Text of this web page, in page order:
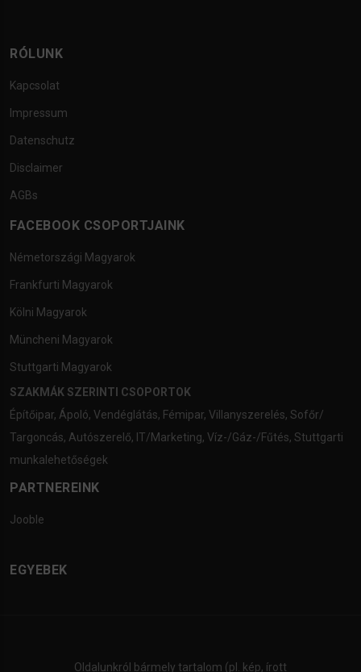
RÓLUNK
Kapcsolat
Impressum
Datenschutz
Disclaimer
AGBs
FACEBOOK CSOPORTJAINK
Németországi Magyarok
Frankfurti Magyarok
Kölni Magyarok
Müncheni Magyarok
Stuttgarti Magyarok
SZAKMÁK SZERINTI CSOPORTOK
Építőipar, Ápoló, Vendéglátás, Fémipar, Villanyszerelés, Sofőr/
Targoncás, Autószerelő, IT/Marketing, Víz-/Gáz-/Fűtés, Stuttgarti
munkalehetőségek
PARTNEREINK
Jooble
EGYEBEK
Oldalunkról bármely tartalom (pl. kép, írott